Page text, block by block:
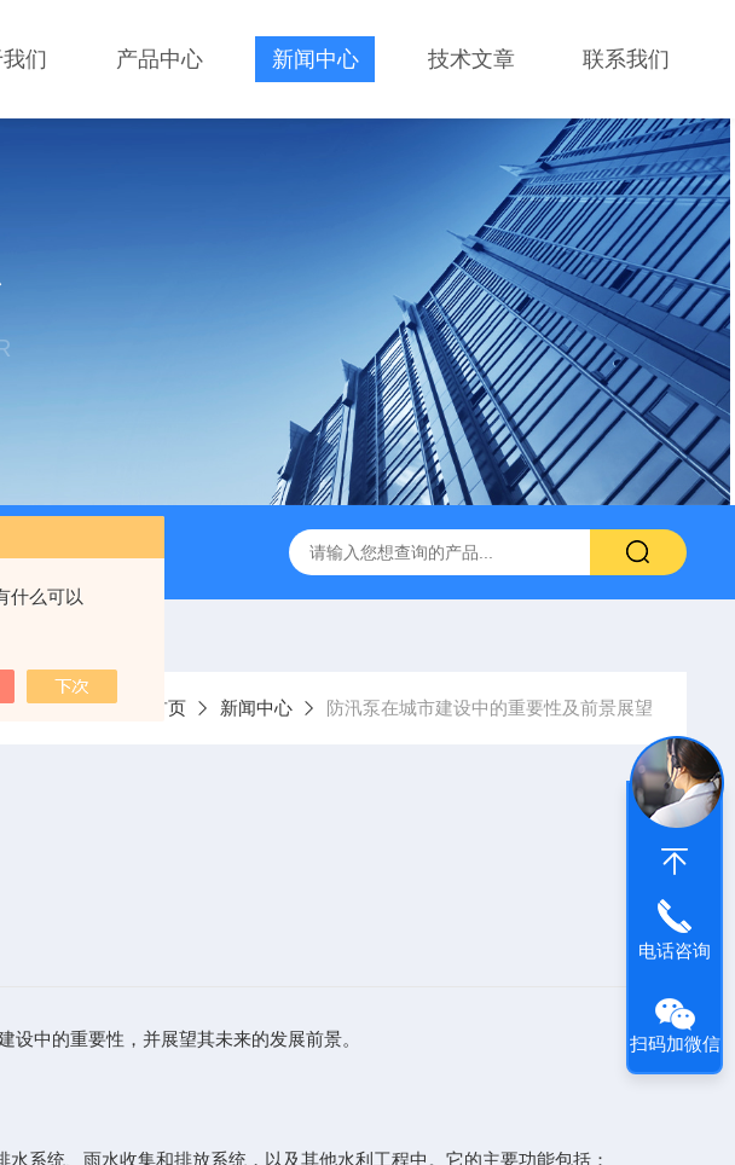
什么可以
们 产品中心 新闻中心 技术文章 联系我们
QZZS防汛抢险自吸泵 高吸程自吸泵 IHG不锈钢立式离心泵
当前位置： 首页 新闻中心 防汛泵在城市建设中的重要性及前景展望
中的重要性，并展望其未来的发展前景。
系统、雨水收集和排放系统，以及其他水利工程中。它的主要功能包括：
电话咨询
扫码加微信